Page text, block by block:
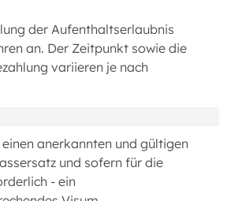
der Aufenthaltserlaubnis
an. Der Zeitpunkt sowie die
variieren je nach
einen anerkannten und gültigen
und sofern für die
- ein